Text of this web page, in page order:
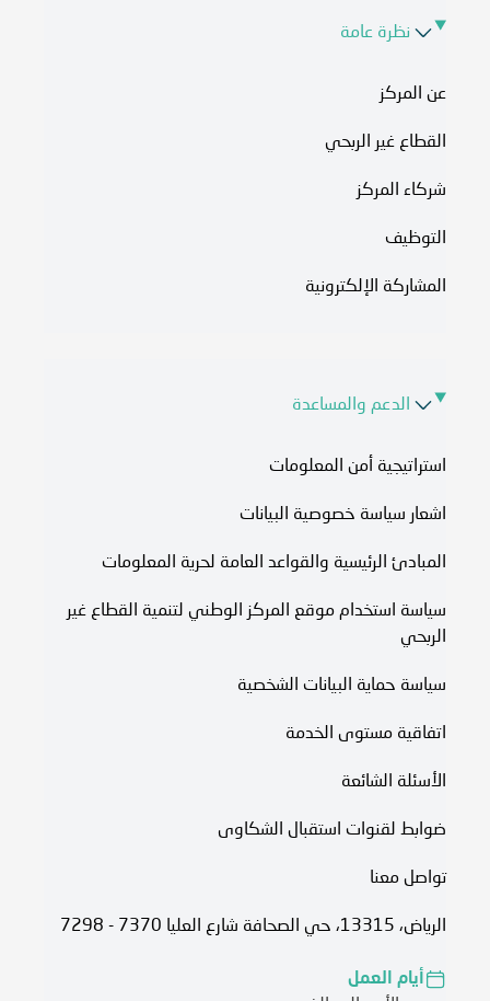
نظرة عامة
عن المركز
القطاع غير الربحي
شركاء المركز
التوظيف
المشاركة الإلكترونية
الدعم والمساعدة
استراتيجية أمن المعلومات
اشعار سياسة خصوصية البيانات
المبادئ الرئيسية والقواعد العامة لحرية المعلومات
سياسة استخدام موقع المركز الوطني لتنمية القطاع غير
الربحي
سياسة حماية البيانات الشخصية
اتفاقية مستوى الخدمة​
الأسئلة الشائعة
ضوابط لقنوات استقبال الشكاوى
تواصل معنا
الرياض، 13315، حي الصحافة شارع العليا 7370 - 7298
أيام العمل